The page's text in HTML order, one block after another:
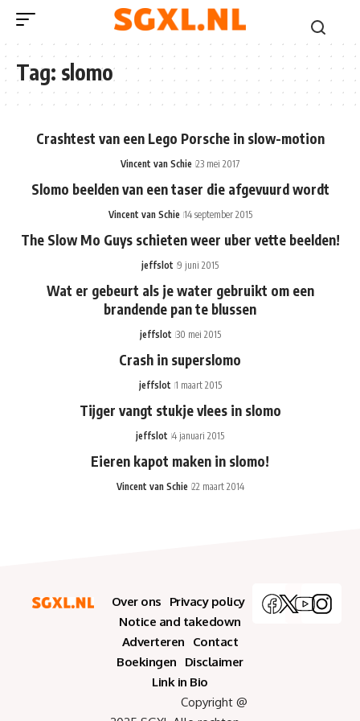
Tag: slomo
Crashtest van een Lego Porsche in slow-motion
Vincent van Schie 23 mei 2017
Slomo beelden van een taser die afgevuurd wordt
Vincent van Schie 14 september 2015
The Slow Mo Guys schieten weer uber vette beelden!
jeffslot 9 juni 2015
Wat er gebeurt als je water gebruikt om een
brandende pan te blussen
jeffslot 30 mei 2015
Crash in superslomo
jeffslot 1 maart 2015
Tijger vangt stukje vlees in slomo
jeffslot 4 januari 2015
Eieren kapot maken in slomo!
Vincent van Schie 22 maart 2014
Over ons
Privacy policy
Notice and takedown
Adverteren
Contact
Boekingen
Disclaimer
Link in Bio
Copyright @